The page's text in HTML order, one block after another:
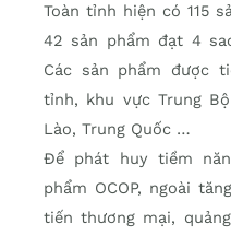
Toàn tỉnh hiện có 115
42 sản phẩm đạt 4
Các sản phẩm được
tỉnh, khu vực Trung
Lào, Trung Quốc …
Để phát huy tiềm
phẩm OCOP, ngoài
tiến thương mại,